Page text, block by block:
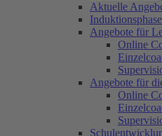
Aktuelle
Induktionsphase
Angebote für
Online
Angebote für
Online